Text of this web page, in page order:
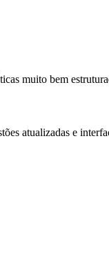
muito bem
atualizadas e